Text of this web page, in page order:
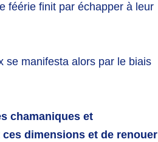
féérie finit par échapper à leur
se manifesta alors par le biais
chamaniques et
dimensions et de renouer